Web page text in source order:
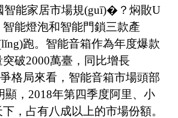
家居市場規(guī)�？焖贁U
、智能燈泡和智能門鎖三款產
跑。智能音箱作為年度爆款
破2000萬臺，同比增長
爭格局來看，智能音箱市場頭部
顯，2018年第四季度阿里、小
，占有八成以上的市場份額。